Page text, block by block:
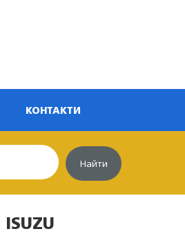
КОНТАКТИ
Найти